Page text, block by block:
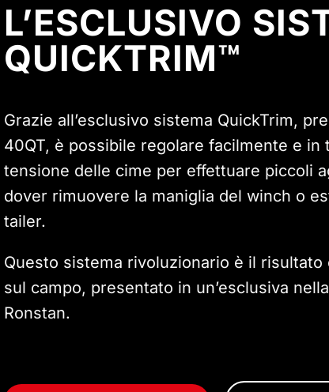
L’ESCLUSIVO
QUICKTRIM™
Grazie all’esclusivo sistema QuickTrim,
40QT, è possibile regolare facilmente e in
tensione delle cime per effettuare piccoli
dover rimuovere la maniglia del winch o
tailer.
Questo sistema rivoluzionario è il
sul campo, presentato in un’esclusiva
Ronstan.